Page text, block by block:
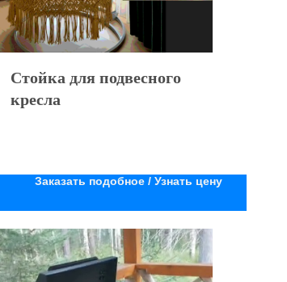
Стойка для подвесного
кресла
Заказать подобное / Узнать цену